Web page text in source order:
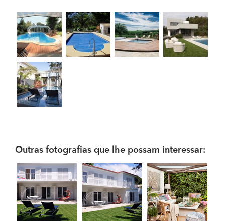
Outras fotografias que lhe possam interessar: